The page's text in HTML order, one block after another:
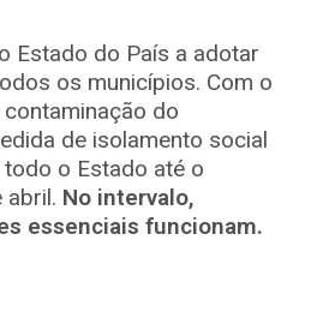
Estado do País a adotar
os municípios. Com o
do
de isolamento social
o Estado até o
abril. No intervalo,
essenciais funcionam.